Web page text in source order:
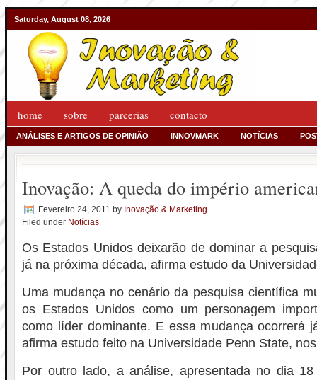
Saturday, August 08, 2026
home sobre parcerias contacto
ANÁLISES E ARTIGOS DE OPINIÃO INNOVMARK NOTÍCIAS
Inovação: A queda do império
Fevereiro 24, 2011 by Inovação & Marketing
Filed under Notícias
Os Estados Unidos deixarão de dominar a
já na próxima década, afirma estudo da
Uma mudança no cenário da pesquisa científica
os Estados Unidos como um personagem
como líder dominante. E essa mudança ocorrerá
afirma estudo feito na Universidade Penn State,
Por outro lado, a análise, apresentada no dia